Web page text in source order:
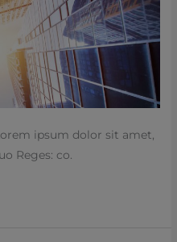
ipsum dolor sit amet,
Reges: co.